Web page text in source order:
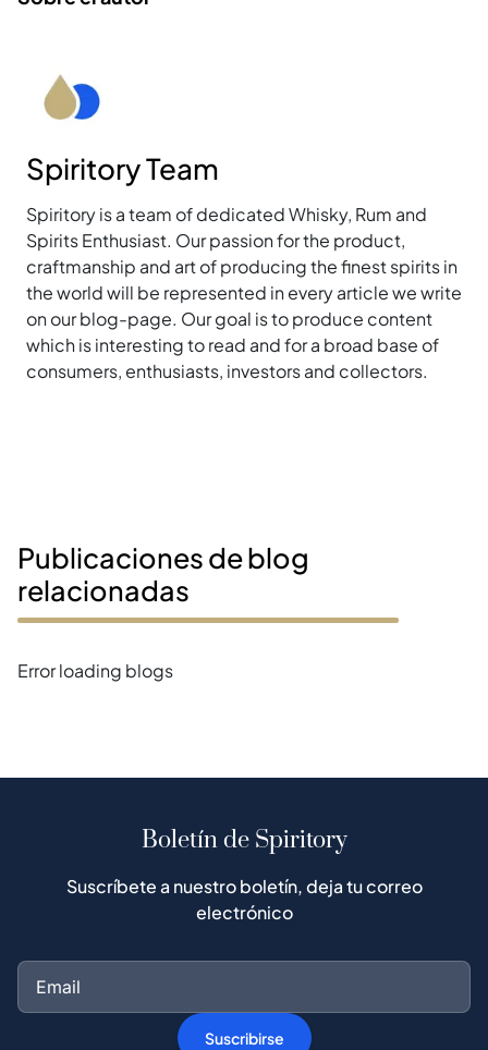
Spiritory Team
Spiritory is a team of dedicated Whisky, Rum and
Spirits Enthusiast. Our passion for the product,
craftmanship and art of producing the finest spirits in
the world will be represented in every article we write
on our blog-page. Our goal is to produce content
which is interesting to read and for a broad base of
consumers, enthusiasts, investors and collectors.
Publicaciones de blog
relacionadas
Error loading blogs
Boletín de Spiritory
Suscríbete a nuestro boletín, deja tu correo
electrónico
Suscribirse